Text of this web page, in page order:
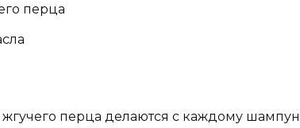
перца
жгучего перца делаются с каждому